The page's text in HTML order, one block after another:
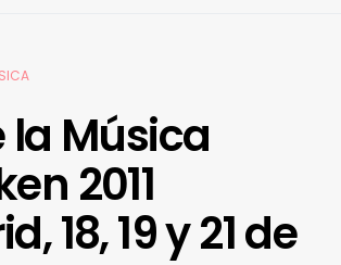
la Música
2011
18, 19 y 21 de